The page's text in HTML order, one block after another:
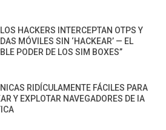
HACKERS INTERCEPTAN OTPS Y
MÓVILES SIN ‘HACKEAR’ — EL
PODER DE LOS SIM BOXES”
RIDÍCULAMENTE FÁCILES PARA
Y EXPLOTAR NAVEGADORES DE IA